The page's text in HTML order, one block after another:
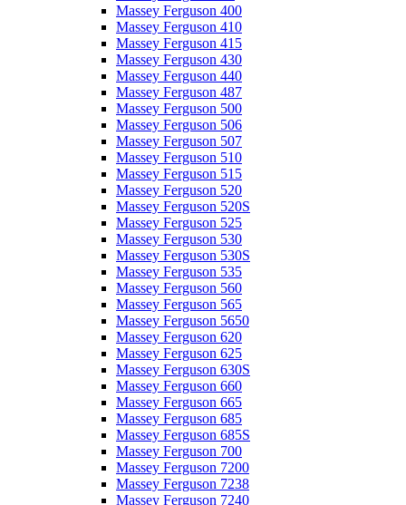
Massey Ferguson 400
Massey Ferguson 410
Massey Ferguson 415
Massey Ferguson 430
Massey Ferguson 440
Massey Ferguson 487
Massey Ferguson 500
Massey Ferguson 506
Massey Ferguson 507
Massey Ferguson 510
Massey Ferguson 515
Massey Ferguson 520
Massey Ferguson 520S
Massey Ferguson 525
Massey Ferguson 530
Massey Ferguson 530S
Massey Ferguson 535
Massey Ferguson 560
Massey Ferguson 565
Massey Ferguson 5650
Massey Ferguson 620
Massey Ferguson 625
Massey Ferguson 630S
Massey Ferguson 660
Massey Ferguson 665
Massey Ferguson 685
Massey Ferguson 685S
Massey Ferguson 700
Massey Ferguson 7200
Massey Ferguson 7238
Massey Ferguson 7240